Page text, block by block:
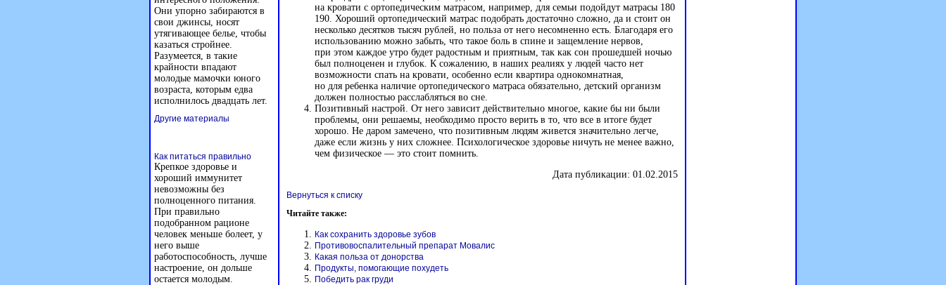
на кровати с ортопедическим матрасом, например, для семьи подойдут матрасы 180
190. Хороший ортопедический матрас подобрать достаточно сложно, да и стоит он
несколько десятков тысяч рублей, но польза от него несомненно есть. Благодаря его
использованию можно забыть, что такое боль в спине и защемление нервов,
при этом каждое утро будет радостным и приятным, так как сон прошедшей ночью
был полноценен и глубок. К сожалению, в наших реалиях у людей часто нет
возможности спать на кровати, особенно если квартира однокомнатная,
но для ребенка наличие ортопедического матраса обязательно, детский организм
должен полностью расслабляться во сне.
Позитивный настрой. От него зависит действительно многое, какие бы ни были
проблемы, они решаемы, необходимо просто верить в то, что все в итоге будет
хорошо. Не даром замечено, что позитивным людям живется значительно легче,
даже если жизнь у них сложнее. Психологическое здоровье ничуть не менее важно,
чем физическое — это стоит помнить.
Дата публикации: 01.02.2015
Вернуться к списку
Читайте также:
Как сохранить здоровье зубов
Противовоспалительный препарат Мовалис
Какая польза от донорства
Продукты, помогающие похудеть
Победить рак груди
Они упорно забираются в
свои джинсы, носят
утягивающее белье, чтобы
казаться стройнее.
Разумеется, в такие
крайности впадают
молодые мамочки юного
возраста, которым едва
исполнилось двадцать лет.
Другие материалы
Как питаться правильно
Крепкое здоровье и
хороший иммунитет
невозможны без
полноценного питания.
При правильно
подобранном рационе
человек меньше болеет, у
него выше
работоспособность, лучше
настроение, он дольше
остается молодым.